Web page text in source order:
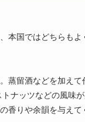
本国ではどちらもよ
蒸留酒などを加えて
ナッツなどの風味
香りや余韻を与えて